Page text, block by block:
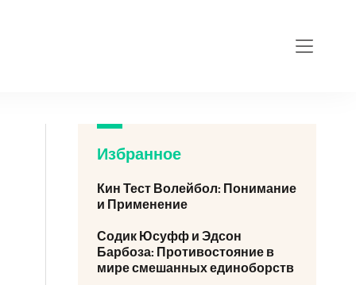
Избранное
Кин Тест Волейбол: Понимание
и Применение
Содик Юсуфф и Эдсон
Барбоза: Противостояние в
мире смешанных единоборств